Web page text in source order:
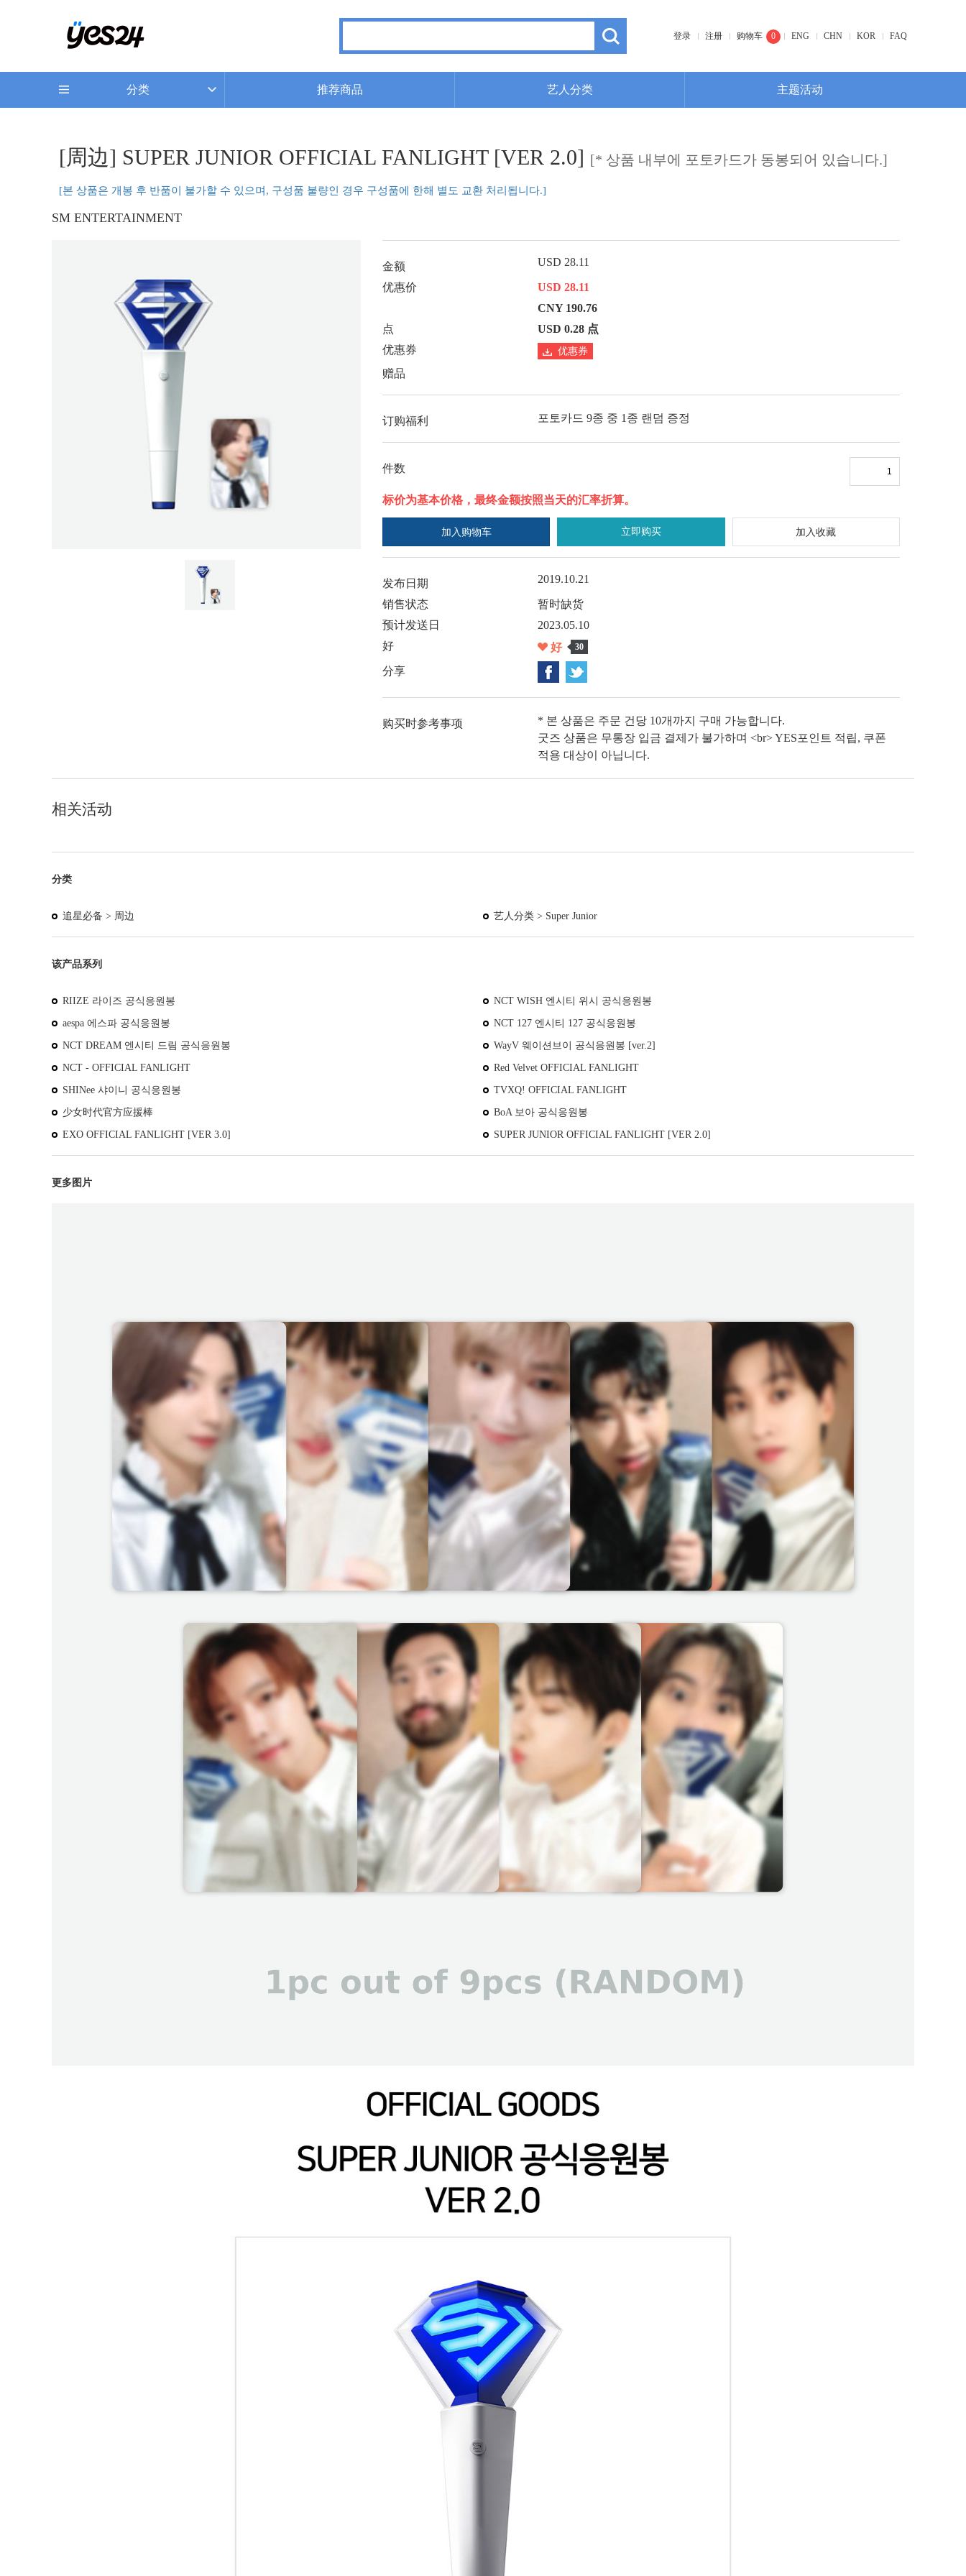
登录 注册 购物车 0 ENG CHN KOR FAQ
分类 推荐商品 艺人分类 主题活动
[周边] SUPER JUNIOR OFFICIAL FANLIGHT [VER 2.0] [* 상품 내부에 포토카드가 동봉되어 있습니다.]
[본 상품은 개봉 후 반품이 불가할 수 있으며, 구성품 불량인 경우 구성품에 한해 별도 교환 처리됩니다.]
SM ENTERTAINMENT
金额 USD 28.11
优惠价
USD 28.11
CNY 190.76
点
USD 0.28 点
优惠券
优惠券
赠品
订购福利 포토카드 9종 중 1종 랜덤 증정
件数
标价为基本价格，最终金额按照当天的汇率折算。
加入购物车 立即购买 加入收藏
发布日期 2019.10.21
销售状态
暂时缺货
预计发送日
2023.05.10
好
好 30
分享
购买时参考事项
* 본 상품은 주문 건당 10개까지 구매 가능합니다.
굿즈 상품은 무통장 입금 결제가 불가하며 <br> YES포인트 적립, 쿠폰
적용 대상이 아닙니다.
相关活动
分类
追星必备 > 周边 艺人分类 > Super Junior
该产品系列
RIIZE 라이즈 공식응원봉 NCT WISH 엔시티 위시 공식응원봉
aespa 에스파 공식응원봉 NCT 127 엔시티 127 공식응원봉
NCT DREAM 엔시티 드림 공식응원봉 WayV 웨이션브이 공식응원봉 [ver.2]
NCT - OFFICIAL FANLIGHT Red Velvet OFFICIAL FANLIGHT
SHINee 샤이니 공식응원봉 TVXQ! OFFICIAL FANLIGHT
少女时代官方应援棒 BoA 보아 공식응원봉
EXO OFFICIAL FANLIGHT [VER 3.0] SUPER JUNIOR OFFICIAL FANLIGHT [VER 2.0]
更多图片